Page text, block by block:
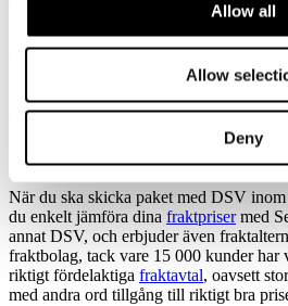
Allow all
Allow
Deny
Boka din paketfrakt tryggt med Sendify
transportförsäkring. Glöm veckor
Sendify Secure får du betalt inom några
Boka försäkrad frakt
När du ska skicka paket med DSV
du enkelt jämföra dina fraktprisermed
annat DSV, och erbjuder även
fraktbolag, tack vare 15 000 kunder
riktigt fördelaktiga fraktavtal, oavsett
med andra ord tillgång till riktigt bra